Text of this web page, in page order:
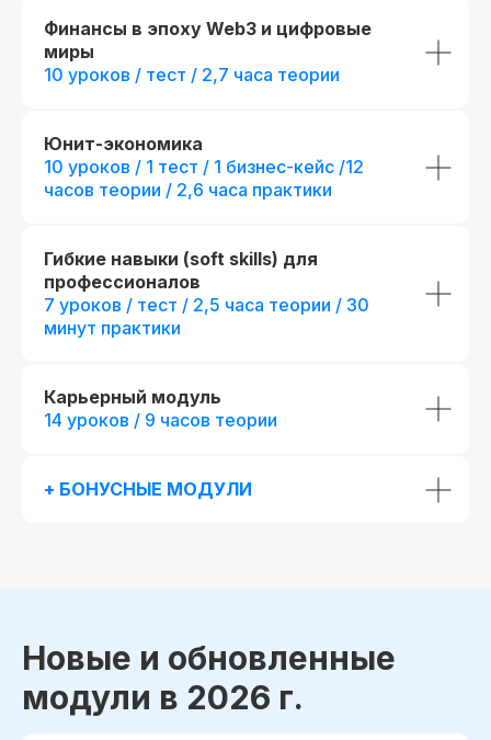
Финансы в эпоху Web3 и цифровые
миры
10 уроков / тест / 2,7 часа теории
Юнит-экономика
10 уроков / 1 тест / 1 бизнес-кейс /12
часов теории / 2,6 часа практики
Гибкие навыки (soft skills) для
профессионалов
7 уроков / тест / 2,5 часа теории / 30
минут практики
Карьерный модуль
14 уроков / 9 часов теории
+ БОНУСНЫЕ МОДУЛИ
Новые и обновленные
модули в 2026 г.
Беспроцентная рассрочка на 18 месяцев
r111106.003/мес r140115.004/
Беспроцентная рассрочка
00 00
дней
00
часов минута
00
секунда
Подробнее
Август — время
инвестировать
в себя вместе с SF